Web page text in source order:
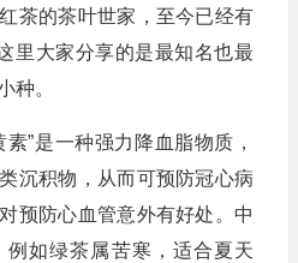
茶的茶叶世家，至今已经有
里大家分享的是最知名也最
种。
”是一种强力降血脂物质，
沉积物，从而可预防冠心病
预防心血管意外有好处。中
例如绿茶属苦寒，适合夏天